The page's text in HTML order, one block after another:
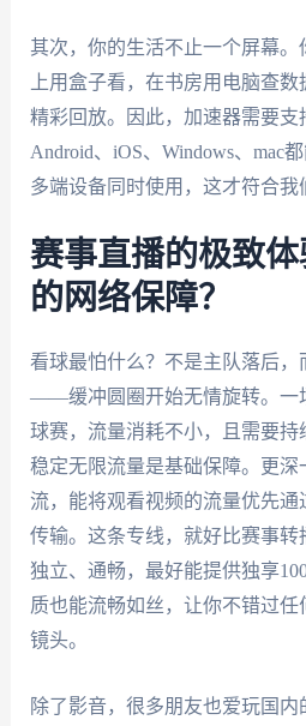
其次，你的生活不止一个屏幕
上用盒子看，在书房用电脑查
精彩回放。因此，加速器需要支
Android、iOS、Windows、mac
多端设备同时使用，这才符合我
赛事直播的极致
的网络保障？
看球最怕什么？不是主队落后
——缓冲圆圈开始无情旋转。一
球赛，流量消耗不小，且需要持
稳定无限流量是基础保障。更深
流，能将观看视频的流量优先
传输。这条专线，就好比赛事转
独立、通畅，最好能提供独享
质也能流畅如丝，让你不错过
镜头。
除了影音，很多朋友也爱玩国